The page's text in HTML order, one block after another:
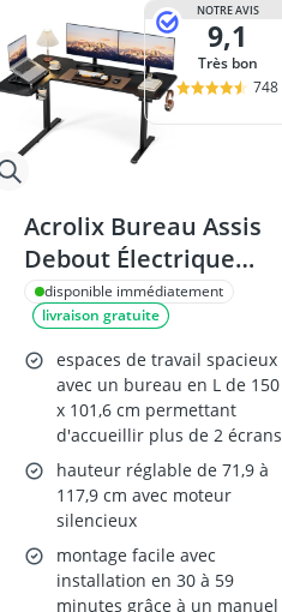
NOTRE AVIS
9,1
Très bon
748
Acrolix Bureau Assis
Debout Électrique
150x100cm
disponible immédiatement
livraison gratuite
espaces de travail spacieux
avec un bureau en L de 150
x 101,6 cm permettant
d'accueillir plus de 2 écrans
hauteur réglable de 71,9 à
117,9 cm avec moteur
silencieux
montage facile avec
installation en 30 à 59
minutes grâce à un manuel